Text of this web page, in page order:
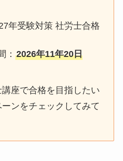
年受験対策 社労士合格
：2026年11年20日
座で合格を目指したい
ンをチェックしてみて